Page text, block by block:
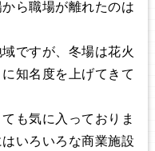
ら職場が離れたのは
ですが、冬場は花火
知名度を上げてきて
も気に入っておりま
いろいろな商業施設